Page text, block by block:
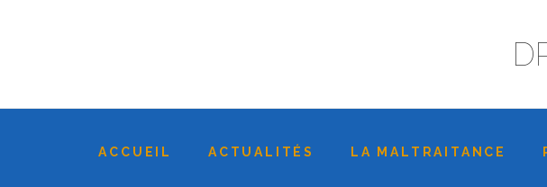
ACCUEIL ACTUALITÉS LA MALTRAITANCE